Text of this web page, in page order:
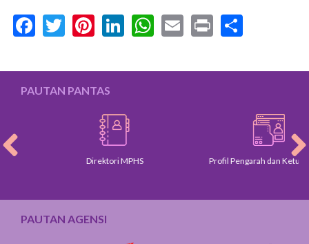
Facebook
Twitter
Pinterest
LinkedIn
WhatsApp
Email
Print
PAUTAN PANTAS
Direktori MPHS Profil Pengarah dan Ketua Jabatan
PAUTAN AGENSI